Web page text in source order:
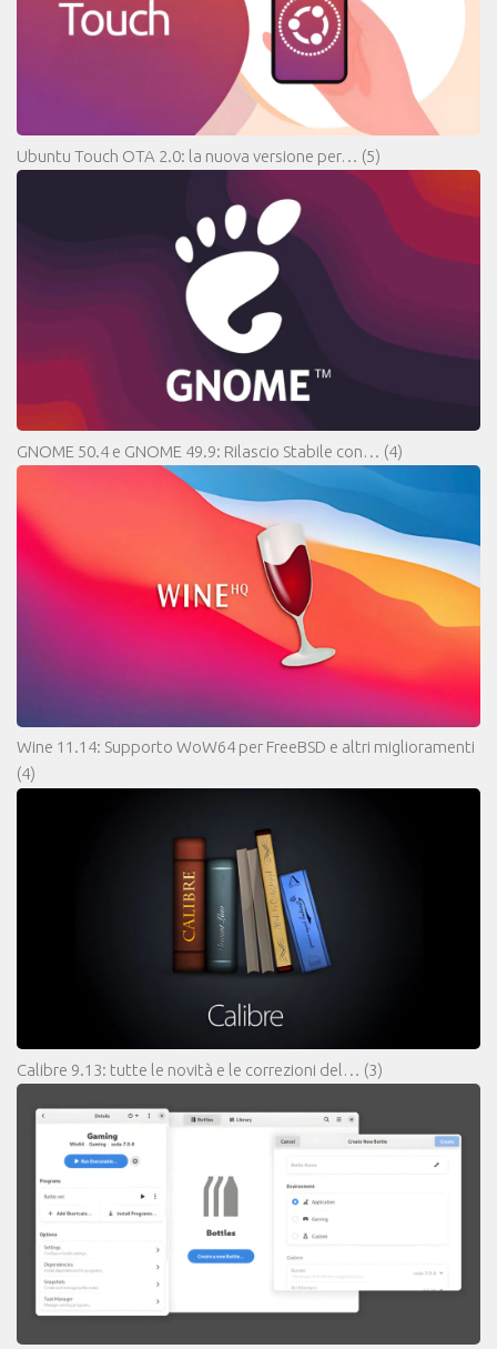
Ubuntu Touch OTA 2.0: la nuova versione per… (5)
GNOME 50.4 e GNOME 49.9: Rilascio Stabile con… (4)
Wine 11.14: Supporto WoW64 per FreeBSD e altri miglioramenti
(4)
Calibre 9.13: tutte le novità e le correzioni del… (3)